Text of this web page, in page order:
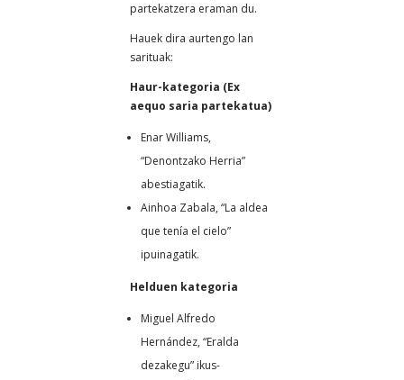
partekatzera eraman du.
Hauek dira aurtengo lan
sarituak:
Haur-kategoria (Ex
aequo saria partekatua)
Enar Williams,
“Denontzako Herria”
abestiagatik.
Ainhoa Zabala, “La aldea
que tenía el cielo”
ipuinagatik.
Helduen kategoria
Miguel Alfredo
Hernández, “Eralda
dezakegu” ikus-